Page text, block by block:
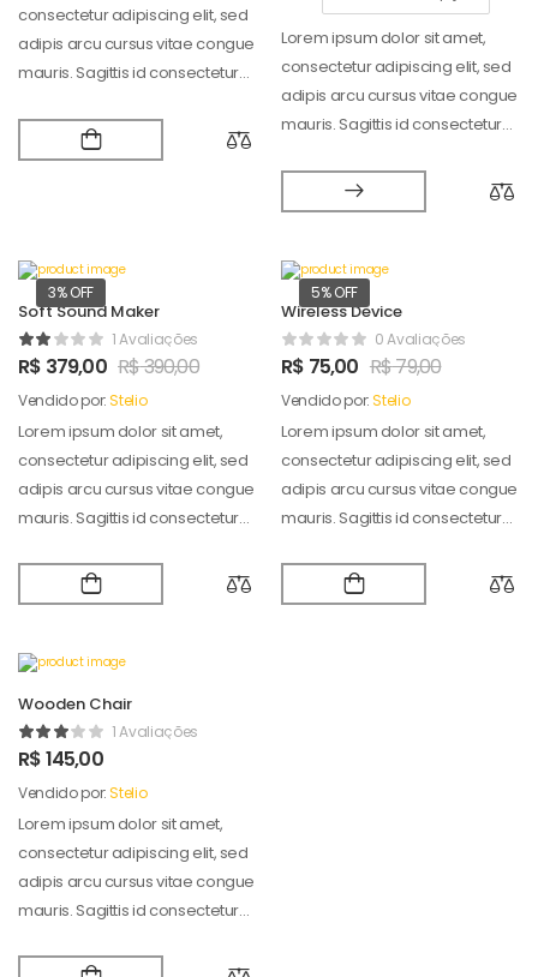
consectetur adipiscing elit, sed
adipis arcu cursus vitae congue
mauris. Sagittis id consectetur
Lorem ipsum dolor sit amet,
consectetur adipiscing elit, sed
adipis arcu cursus vitae congue
mauris. Sagittis id consectetur
3% OFF
Soft Sound Maker
1 Avaliações
R$ 379,00 R$390,00
Vendido por:Stelio
Lorem ipsum dolor sit amet,
consectetur adipiscing elit, sed
adipis arcu cursus vitae congue
mauris. Sagittis id consectetur
5% OFF
Wireless Device
0 Avaliações
R$ 75,00 R$79,00
Vendido por:Stelio
Lorem ipsum dolor sit amet,
consectetur adipiscing elit, sed
adipis arcu cursus vitae congue
mauris. Sagittis id consectetur
Wooden Chair
1 Avaliações
R$145,00
Vendido por:Stelio
Lorem ipsum dolor sit amet,
consectetur adipiscing elit, sed
adipis arcu cursus vitae congue
mauris. Sagittis id consectetur